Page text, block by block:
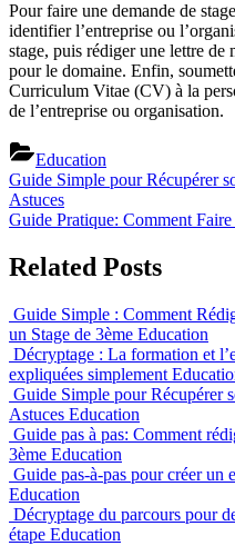
Pour faire une demande de
identifier l’entreprise ou
stage, puis rédiger une lettre
pour le domaine. Enfin,
Curriculum Vitae (CV) à la
de l’entreprise ou organisation.
Education
Post
navigation
Previous
Post:
Guide Simple pour Récupérer
Astuces
Next
Guide Pratique: Comment
Related Posts
Guide Simple : Comment
un Stage de 3ème Education
Décryptage : La formation et
expliquées simplement
Guide Simple pour Récupérer
Astuces Education
Guide pas à pas: Comment
3ème Education
Guide pas-à-pas pour créer un
Education
Décryptage du parcours pour
étape Education